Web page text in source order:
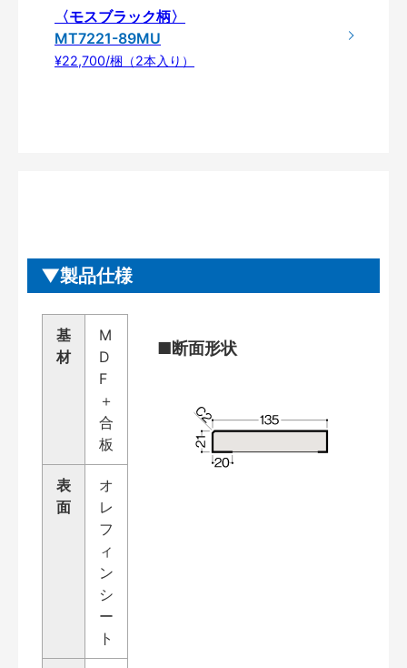
〈モスブラック柄〉
MT7221-89MU
¥22,700/梱（2本入り）
製品仕様
基
材
M
D
F
＋
合
板
表
面
オ
レ
フ
ィ
ン
シ
ー
ト
■断面形状